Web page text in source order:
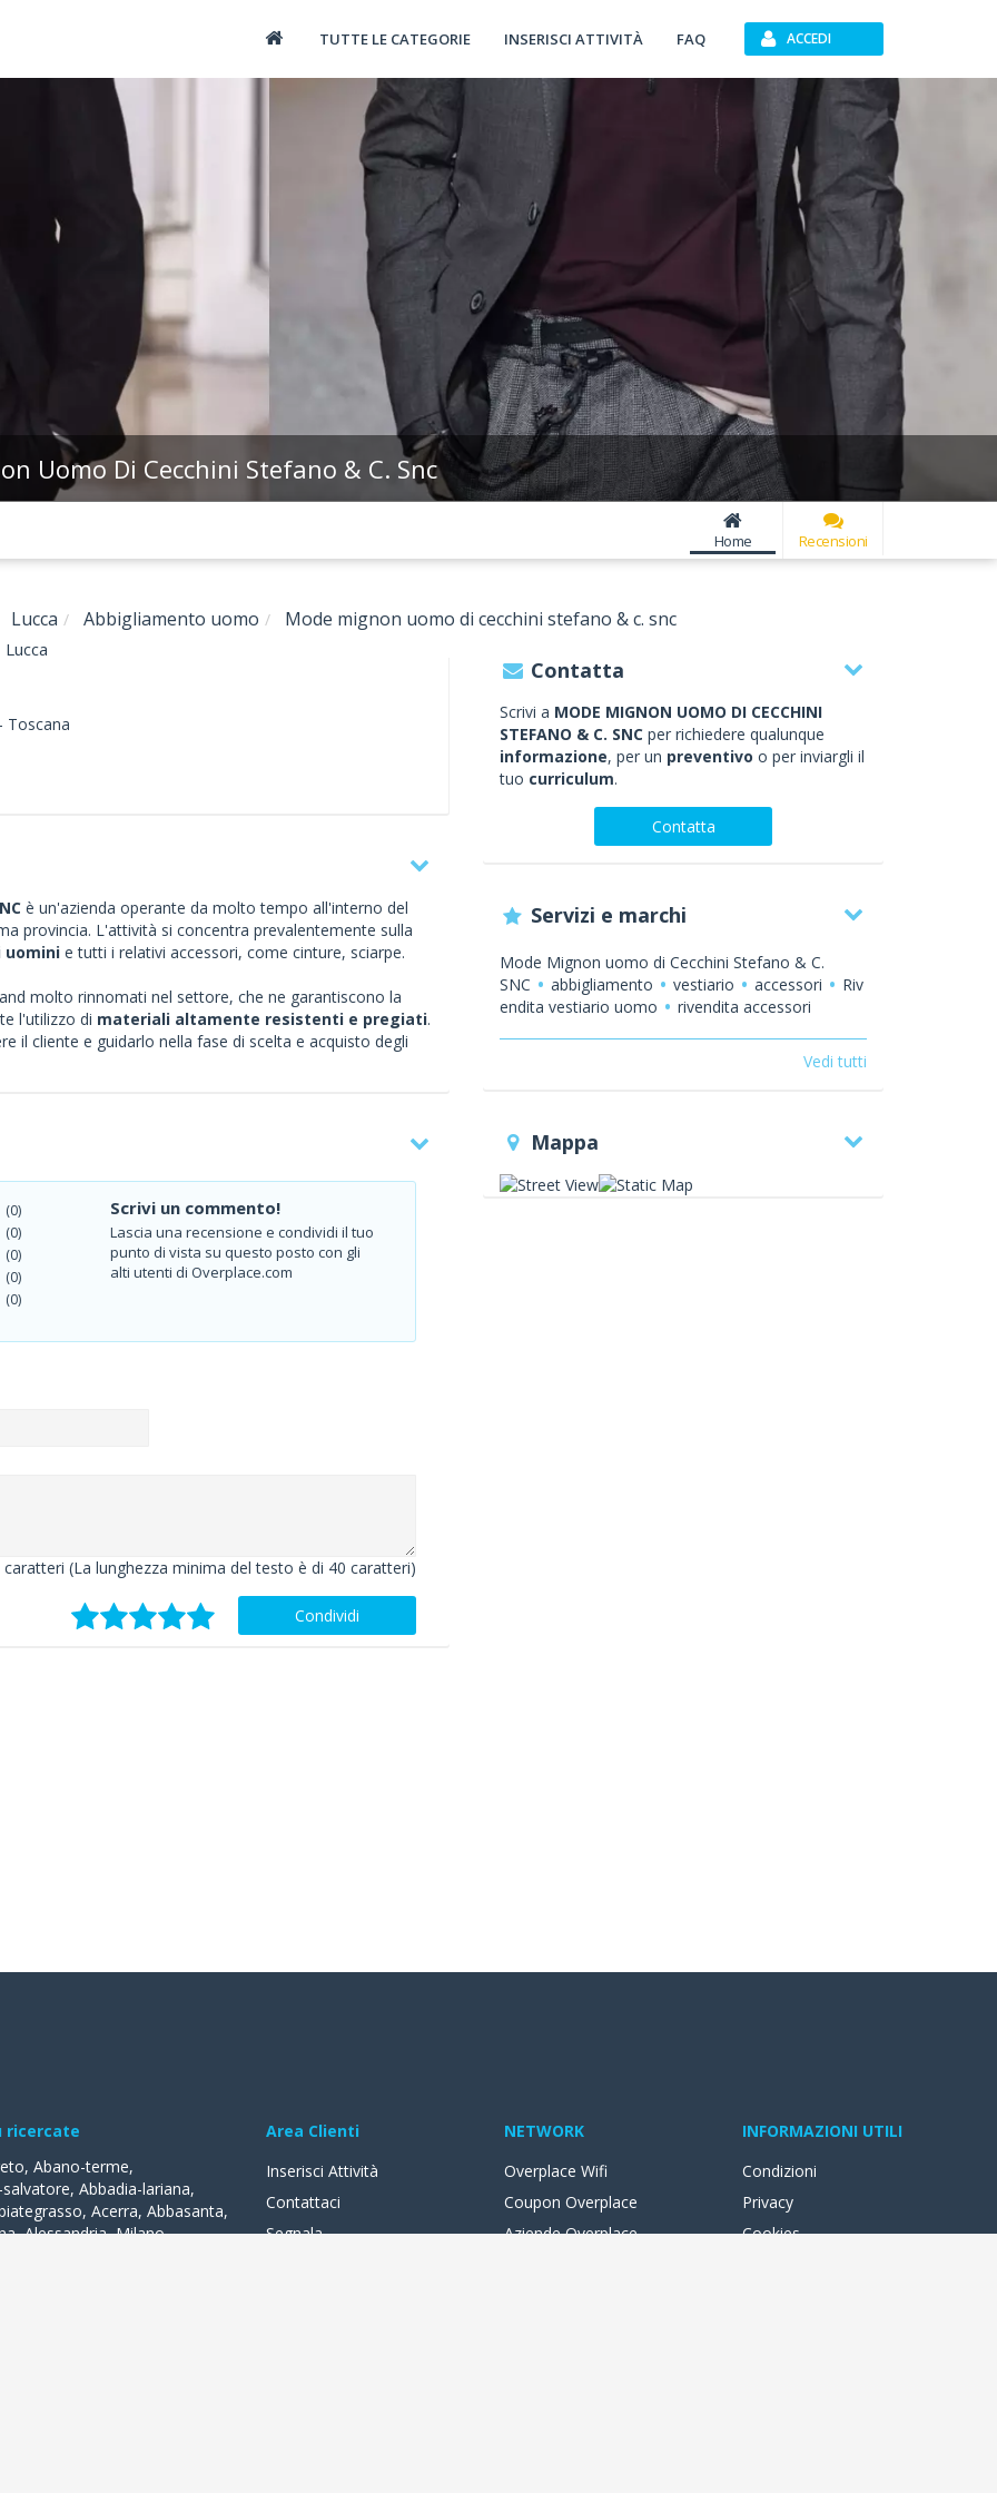
TUTTE LE CATEGORIE INSERISCI ATTIVITÀ FAQ ACCEDI
Uomo Di Cecchini Stefano & C. Snc
Home Recensioni
Lucca Abbigliamento uomo Mode mignon uomo di cecchini stefano & c. snc
Toscana
è un'azienda operante da molto tempo all'interno del
provincia. L'attività si concentra prevalentemente sulla
uomini e tutti i relativi accessori, come cinture, sciarpe.
molto rinnomati nel settore, che ne garantiscono la
l'utilizzo di materiali altamente resistenti e pregiati.
il cliente e guidarlo nella fase di scelta e acquisto degli
(0)
(0)
(0)
(0)
(0)
Scrivi un commento!
Lascia una recensione e condividi il tuo
punto di vista su questo posto con gli
alti utenti di Overplace.com
caratteri (La lunghezza minima del testo è di 40 caratteri)
Condividi
Contatta
Scrivi a MODE MIGNON UOMO DI CECCHINI
STEFANO & C. SNC per richiedere qualunque
informazione, per un preventivo o per inviargli il
tuo curriculum.
Contatta
Servizi e marchi
Mode Mignon uomo di Cecchini Stefano & C.
SNC
abbigliamento vestiario accessori
Riv
endita vestiario uomo
rivendita accessori
Vedi tutti
Mappa
ricercate
, Abano-terme,
, Abbadia-lariana,
, Acerra, Abbasanta,
,Alessandria,Milano,
Area Clienti
Inserisci Attività
Contattaci
Segnala
NETWORK
Overplace Wifi
Coupon Overplace
Aziende Overplace
INFORMAZIONI UTILI
Condizioni
Privacy
Cookies